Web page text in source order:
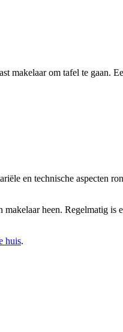
makelaar om tafel te gaan.
en technische aspecten
heen. Regelmatig is
huis.